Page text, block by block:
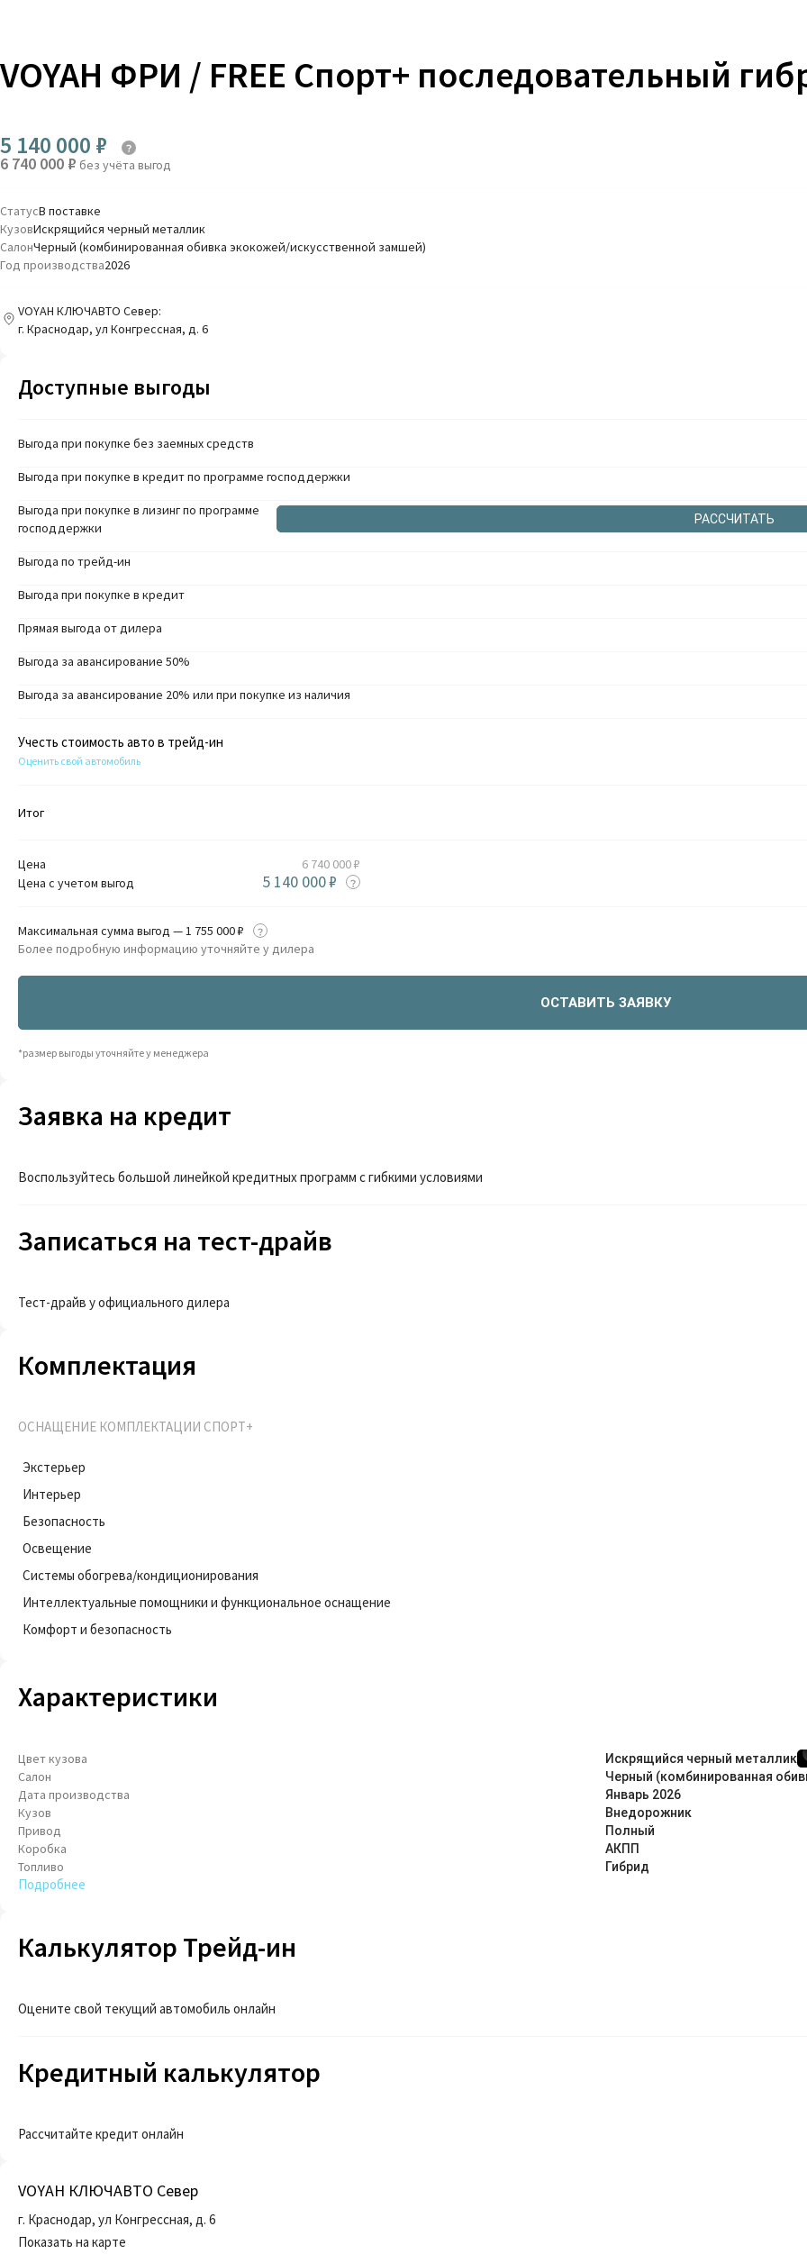
VOYAH ФРИ / FREE Спорт+ последовательный
5 140 000 ₽
6 740 000 ₽ без учёта выгод
СтатусВ поставке
КузовИскрящийся черный металлик
СалонЧерный (комбинированная обивка экокожей/искусственной замшей)
Год производства2026
VOYAH КЛЮЧАВТО Север:
г. Краснодар, ул Конгрессная, д. 6
Доступные выгоды
Выгода при покупке без заемных средств
Выгода при покупке в кредит по программе господдержки
Выгода при покупке в лизинг по программе
господдержки
РАССЧИТАТЬ
Выгода по трейд-ин
Выгода при покупке в кредит
Прямая выгода от дилера
Выгода за авансирование 50%
Выгода за авансирование 20% или при покупке из наличия
Учесть стоимость авто в трейд-ин
Оценить свой автомобиль
Итог
Цена
6 740 000 ₽
Цена с учетом выгод
5 140 000 ₽
Максимальная сумма выгод — 1 755 000 ₽
Более подробную информацию уточняйте у дилера
ОСТАВИТЬ ЗАЯВКУ
*размер выгоды уточняйте у менеджера
Заявка на кредит
Воспользуйтесь большой линейкой кредитных программ с гибкими условиями
Записаться на тест-драйв
Тест-драйв у официального дилера
Комплектация
ОСНАЩЕНИЕ КОМПЛЕКТАЦИИ СПОРТ+
Экстерьер
Интерьер
Безопасность
Освещение
Системы обогрева/кондиционирования
Интеллектуальные помощники и функциональное оснащение
Комфорт и безопасность
Характеристики
Цвет кузова Искрящийся черный металлик
Салон Черный (комбинированная
Дата производства Январь 2026
Кузов Внедорож­ник
Привод Полный
Коробка АКПП
Топливо Гибрид
Подробнее
Калькулятор Трейд-ин
Оцените свой текущий автомобиль онлайн
Кредитный калькулятор
Рассчитайте кредит онлайн
VOYAH КЛЮЧАВТО Север
г. Краснодар, ул Конгрессная, д. 6
Показать на карте